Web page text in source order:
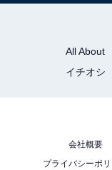
「桜えび軍艦」（税込
All About
イチオシ
会社概要
プライバシーポ